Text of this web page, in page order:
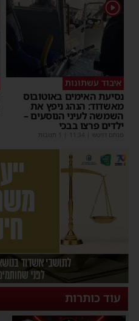
1
איבוד עשתונות
נסיעת האימים באוטובוס
מאשדוד: הנהג ניפץ את
השמשה לעיני הנוסעים –
ילדים פרצו בבכי
מנחם דויטש 11:34
עוד כותרות